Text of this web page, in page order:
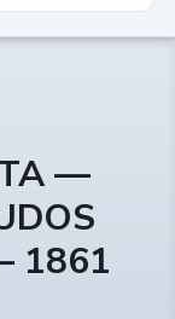
—
1861